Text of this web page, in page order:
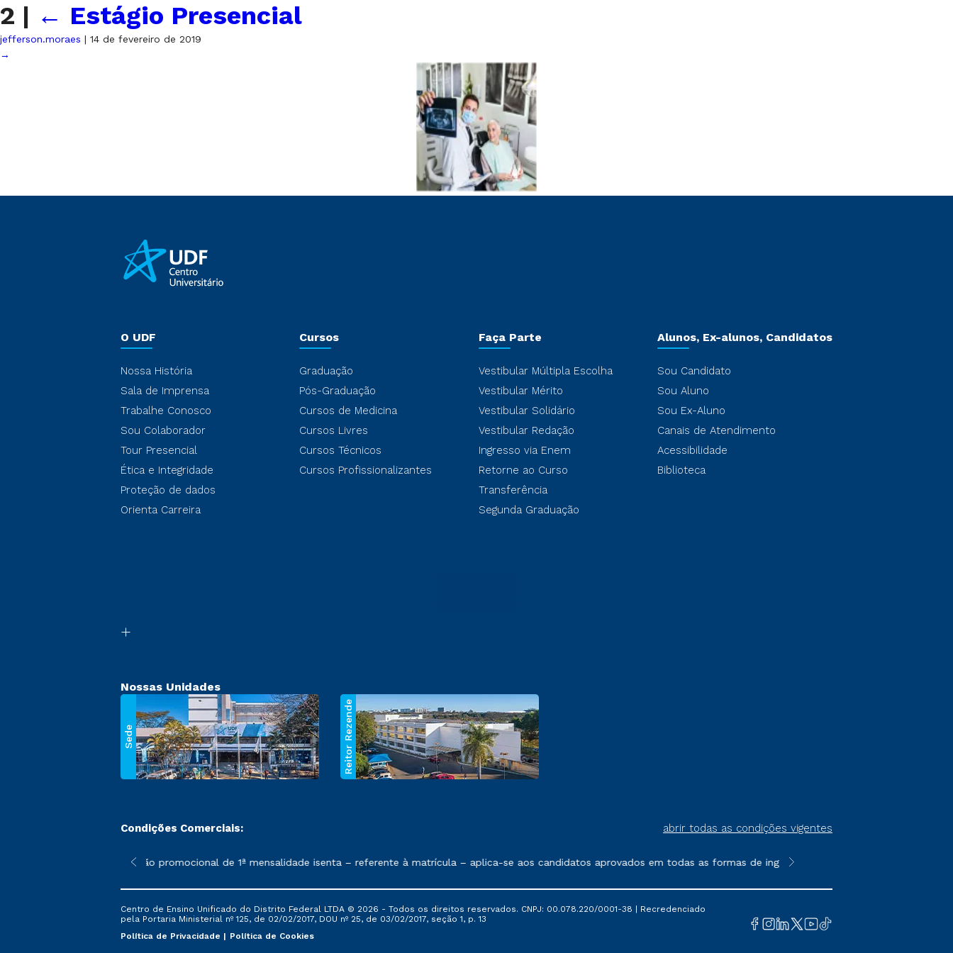
2 | ← Estágio Presencial
jefferson.moraes | 14 de fevereiro de 2019
→
O UDF
Nossa História
Sala de Imprensa
Trabalhe Conosco
Sou Colaborador
Tour Presencial
Ética e Integridade
Proteção de dados
Orienta Carreira
Cursos
Graduação
Pós-Graduação
Cursos de Medicina
Cursos Livres
Cursos Técnicos
Cursos Profissionalizantes
Faça Parte
Vestibular Múltipla Escolha
Vestibular Mérito
Vestibular Solidário
Vestibular Redação
Ingresso via Enem
Retorne ao Curso
Transferência
Segunda Graduação
Alunos, Ex-alunos, Candidatos
Sou Candidato
Sou Aluno
Sou Ex-Aluno
Canais de Atendimento
Acessibilidade
Biblioteca
Nossas Unidades
Sede Reitor Rezende
Condições Comerciais: abrir todas as condições vigentes
sofrer alterações nos períodos de rematrícula conforme exposto no contrato de prestação de serviços.
*A condição promocional de 1ª mensalidade isenta – referente à matrícula – aplica-se aos candidatos aprovados em todas as formas de ingresso, exceto na prova on-line
**Semipresencial é um formato do
Centro de Ensino Unificado do Distrito Federal LTDA © 2026 - Todos os direitos reservados. CNPJ: 00.078.220/0001-38 | Recredenciado
pela Portaria Ministerial nº 125, de 02/02/2017, DOU nº 25, de 03/02/2017, seção 1, p. 13
Política de Privacidade
Política de Cookies